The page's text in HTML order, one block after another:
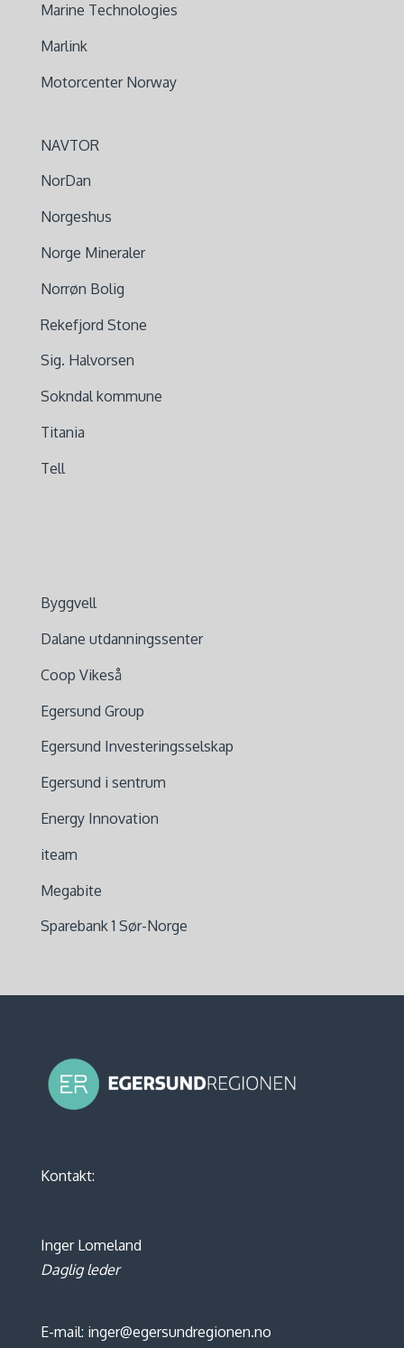
Marine Technologies
Marlink
Motorcenter Norway
NAVTOR
NorDan
Norgeshus
Norge Mineraler
Norrøn Bolig
Rekefjord Stone
Sig. Halvorsen
Sokndal kommune
Titania
Tell
Byggvell
Dalane utdanningssenter
Coop Vikeså
Egersund Group
Egersund Investeringsselskap
Egersund i sentrum
Energy Innovation
iteam
Megabite
Sparebank 1 Sør-Norge
Kontakt:
Inger Lomeland
Daglig leder
E-mail: inger@egersundregionen.no